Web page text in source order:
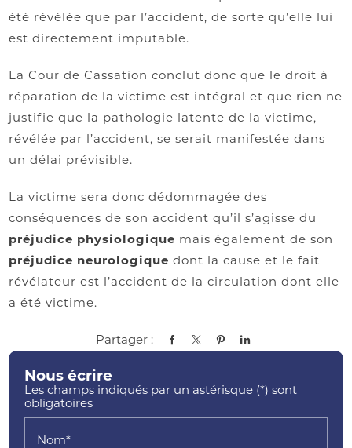
été révélée que par l’accident, de sorte qu’elle lui
est directement imputable.
La Cour de Cassation conclut donc que le droit à
réparation de la victime est intégral et que rien ne
justifie que la pathologie latente de la victime,
révélée par l’accident, se serait manifestée dans
un délai prévisible.
La victime sera donc dédommagée des
conséquences de son accident qu’il s’agisse du
préjudice physiologique mais également de son
préjudice neurologique dont la cause et le fait
révélateur est l’accident de la circulation dont elle
a été victime.
Partager :
Nous écrire
Les champs indiqués par un astérisque (*) sont
obligatoires
Nom*